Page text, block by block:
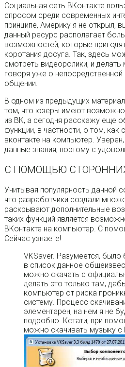
Социальная сеть ВКонтакте
спросом среди современных
принципе, Америку я не открыл,
данный ресурс располагает
возможностей, которые
коротания досуга. Так, здесь
смотреть видеоролики, и делать
говоря уже о непосредственной
общении.
В одном из предыдущих
том, что юзеры имеют
из ВК, а сегодня расскажу еще
функции, в частности, о том, как
вконтакте на компьютер.
данные знания, поэтому с
С ПОМОЩЬЮ
Учитывая популярность данной
что разработчики создали
раскрывают дополнительные
таких функций является
ВКонтакте на компьютер. С
Сейчас узнаете!
VKSaver. Разумеется, было
в список данное
можно скачать с
делать это только там,
компьютер от риска
систему. Процесс
элементарен, на нем я не
подробно. Кстати, при
можно скачивать музыку